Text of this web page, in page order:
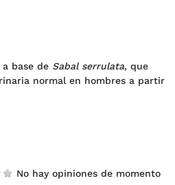
a base de Sabal serrulata, que
normal en hombres a partir
No hay opiniones de momento